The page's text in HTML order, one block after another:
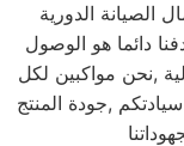
الصيانة الدورية
دائما هو الوصول
,نحن مواكبين لكل
,جودة المنتج